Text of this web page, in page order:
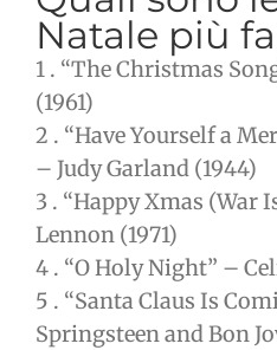
Natale più
1 . “The Christmas
(1961)
2 . “Have Yourself a
– Judy Garland (1944)
3 . “Happy Xmas (War
Lennon (1971)
4 . “O Holy Night” –
5 . “Santa Claus Is
Springsteen and Bon